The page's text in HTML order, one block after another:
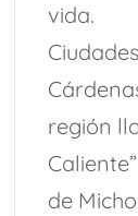
vida.
región
de